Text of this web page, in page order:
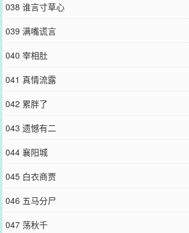
038 谁言寸草心
039 满嘴谎言
040 宰相肚
041 真情流露
042 累胖了
043 遗憾有二
044 襄阳城
045 白衣商贾
046 五马分尸
047 荡秋千